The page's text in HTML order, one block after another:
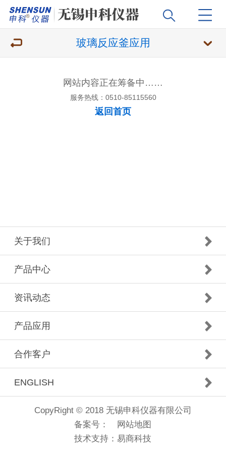
玻璃反应釜应用
网站内容正在筹备中……
服务热线：0510-85115560
返回首页
关于我们
产品中心
资讯动态
产品应用
合作客户
ENGLISH
CopyRight © 2018 无锡申科仪器有限公司
备案号：
网站地图
技术支持： 易商科技